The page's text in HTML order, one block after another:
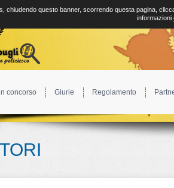
concorso Giurie Regolamento
chiudendo questo banner, scorrendo questa pagina,
informazioni